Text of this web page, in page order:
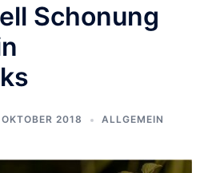
Schonung
2018 ALLGEMEIN